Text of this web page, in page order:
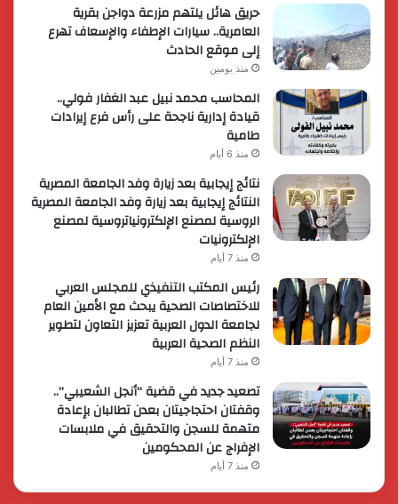
حريق هائل يلتهم مزرعة دواجن بقرية
العامرية.. سيارات الإطفاء والإسعاف تهرع
إلى موقع الحادث
منذ يومين
المحاسب محمد نبيل عبد الغفار فولي..
قيادة إدارية ناجحة على رأس فرع إيرادات
طامية
منذ 6 أيام
نتائج إيجابية بعد زيارة وفد الجامعة المصرية
النتائج إيجابية بعد زيارة وفد الجامعة المصرية
الروسية لمصنع الإلكترونياتروسية لمصنع
الإلكترونيات
منذ 7 أيام
رئيس المكتب التنفيذي للمجلس العربي
للاختصاصات الصحية يبحث مع الأمين العام
لجامعة الدول العربية تعزيز التعاون لتطوير
النظم الصحية العربية
منذ 7 أيام
تصعيد جديد في قضية “أنجل الشعيبي”..
وقفتان احتجاجيتان بعدن تطالبان بإعادة
متهمة للسجن والتحقيق في ملابسات
الإفراج عن المحكومين
منذ 7 أيام